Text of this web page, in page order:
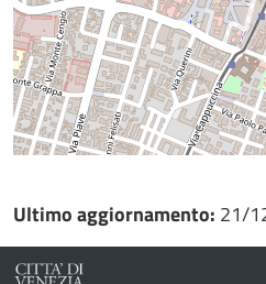
Ultimo aggiornamento: 21/